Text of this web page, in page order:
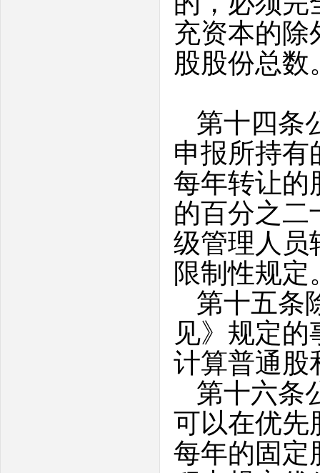
充资本的除
股股份总数
第十四条
申报所持有
每年转让的
的百分之二
级管理人员
限制性规定
第十五条
见》规定
计算普通股
第十六条
可以在优先
每年的固定